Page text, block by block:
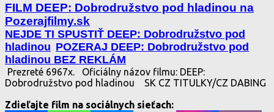
FILM DEEP: Dobrodružstvo pod hladinou na
Pozerajfilmy.sk
NEJDE TI SPUSTIŤ DEEP: Dobrodružstvo pod
hladinou POZERAJ DEEP: Dobrodružstvo pod
hladinou BEZ REKLÁM
Prezreté 6967x.
Oficiálny názov filmu: DEEP:
Dobrodružstvo pod hladinou
SK CZ TITULKY/CZ DABING
Zdieľajte film na sociálnych sieťach: